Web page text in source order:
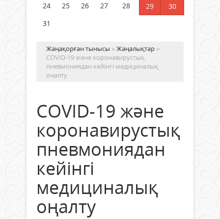
24
25 26 27 28 29
30
31
Жаңақорған тынысы »Жаңалықтар »
COVID-19 және коронавирустық
пневмониядан кейінгі медициналық
оңалту
COVID-19 және
коронавирустық
пневмониядан
кейінгі
медициналық
оңалту